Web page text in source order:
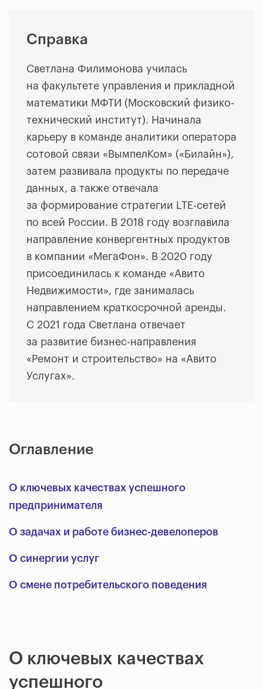
Справка
Светлана Филимонова училась
на факультете управления и прикладной
математики МФТИ (Московский физико-
технический институт). Начинала
карьеру в команде аналитики оператора
сотовой связи «ВымпелКом» («Билайн»),
затем развивала продукты по передаче
данных, а также отвечала
за формирование стратегии LTE-сетей
по всей России. В 2018 году возглавила
направление конвергентных продуктов
в компании «МегаФон». В 2020 году
присоединилась к команде «Авито
Недвижимости», где занималась
направлением краткосрочной аренды.
С 2021 года Светлана отвечает
за развитие бизнес-направления
«Ремонт и строительство» на «Авито
Услугах».
Оглавление
О ключевых качествах успешного
предпринимателя
О задачах и работе бизнес-девелоперов
О синергии услуг
О смене потребительского поведения
О ключевых качествах
успешного